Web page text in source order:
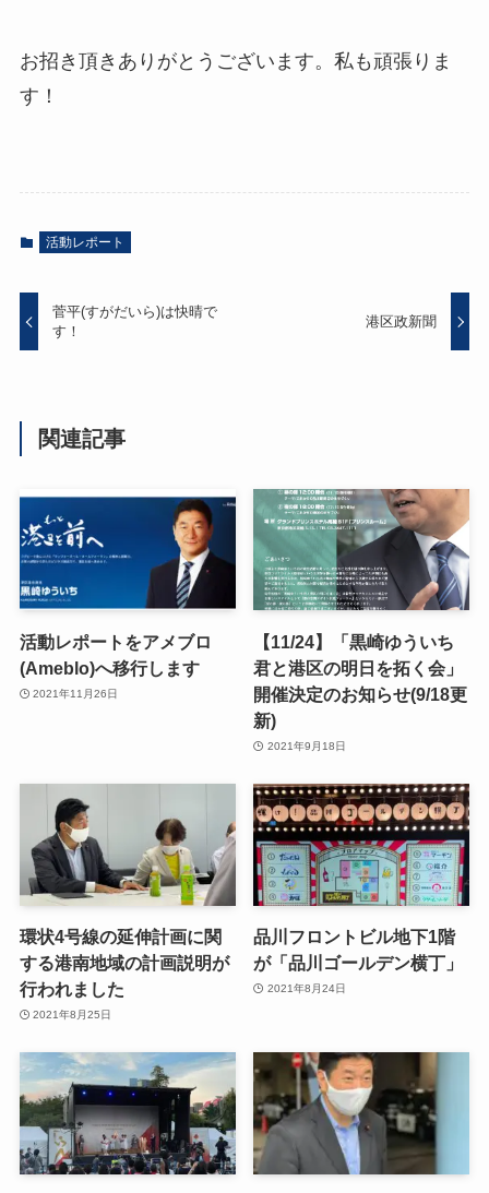
お招き頂きありがとうございます。私も頑張りま
す！
活動レポート
菅平(すがだいら)は快晴で
す！
港区政新聞
関連記事
活動レポートをアメブロ
(Ameblo)へ移行します
2021年11月26日
【11/24】「黒崎ゆういち
君と港区の明日を拓く会」
開催決定のお知らせ(9/18更
新)
2021年9月18日
環状4号線の延伸計画に関
する港南地域の計画説明が
行われました
2021年8月25日
品川フロントビル地下1階
が「品川ゴールデン横丁」
2021年8月24日